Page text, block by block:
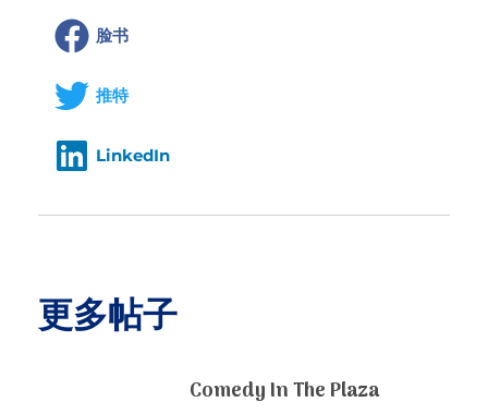
脸书
推特
LinkedIn
更多帖子
Comedy In The Plaza